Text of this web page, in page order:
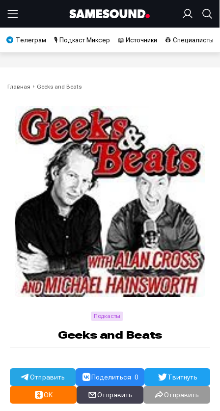
Телеграм 🎙️ Подкаст Миксер 📖 Источники 👷 Специалисты
Главная Geeks and Beats
Подкасты
Geeks and Beats
Отправить Поделиться 0 Твитнуть
OK Отправить Отправить